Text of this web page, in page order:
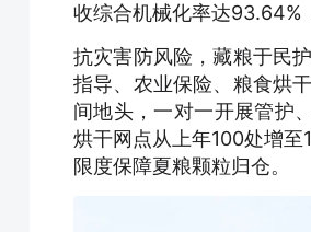
收综合机械化率达93.64%
抗灾害防风险，藏粮于民
指导、农业保险、粮食烘
间地头，一对一开展管护
烘干网点从上年100处增
限度保障夏粮颗粒归仓。